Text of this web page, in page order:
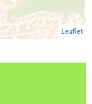
Leaflet